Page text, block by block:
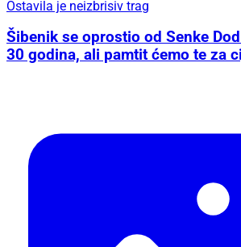
Ostavila je neizbrisiv trag
Šibenik se oprostio od Senke
30 godina, ali pamtit ćemo te za